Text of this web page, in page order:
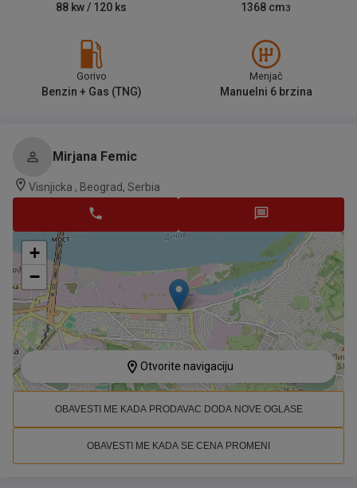
88 kw / 120 ks 1368 cm3
Gorivo
Benzin + Gas (TNG)
Menjač
Manuelni 6 brzina
Mirjana Femic
Visnjicka , Beograd, Serbia
+
−
Otvorite navigaciju
OBAVESTI ME KADA PRODAVAC DODA NOVE OGLASE
OBAVESTI ME KADA SE CENA PROMENI